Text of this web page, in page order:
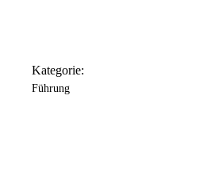
Kategorie:
Führung